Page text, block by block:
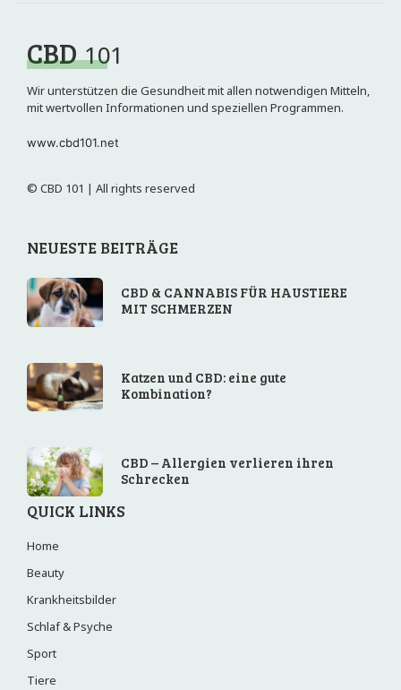
CBD 101
Wir unterstützen die Gesundheit mit allen notwendigen Mitteln,
mit wertvollen Informationen und speziellen Programmen.
www.cbd101.net
© CBD 101 | All rights reserved
NEUESTE BEITRÄGE
CBD & CANNABIS FÜR HAUSTIERE
MIT SCHMERZEN
Katzen und CBD: eine gute
Kombination?
CBD – Allergien verlieren ihren
Schrecken
QUICK LINKS
Home
Beauty
Krankheitsbilder
Schlaf & Psyche
Sport
Tiere